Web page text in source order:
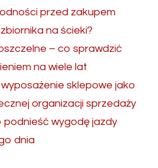
przed zakupem
na ścieki?
– co sprawdzić
na wiele lat
sklepowe jako
organizacji sprzedaży
podnieść wygodę jazdy
dnia